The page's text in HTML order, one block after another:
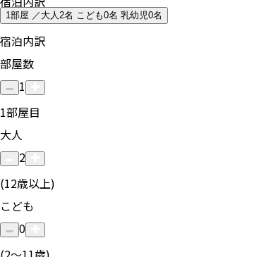
1部屋 ／大人2名 こども0名 乳幼児0名
宿泊内訳
部屋数
1
1部屋目
大人
2
(12歳以上)
こども
0